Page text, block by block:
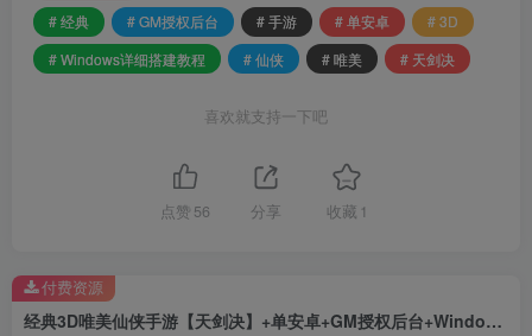
# 经典
# GM授权后台 # 手游 # 单安卓
# 3D
# Windows详细搭建教程
# 仙侠 # 唯美 # 天剑决
喜欢就支持一下吧
点赞 56 分享 收藏 1
经典3D唯美仙侠手游【天剑决】+单安卓+GM授权后台+Windows详细搭建教程
付费资源